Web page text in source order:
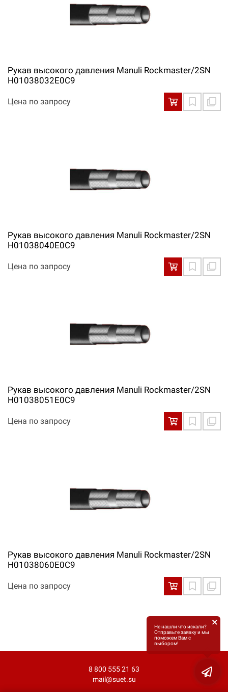
Рукав высокого давления Manuli Rockmaster/2SN
H01038032E0С9
Цена по запросу
Рукав высокого давления Manuli Rockmaster/2SN
H01038040E0С9
Цена по запросу
Рукав высокого давления Manuli Rockmaster/2SN
H01038051E0С9
Цена по запросу
Рукав высокого давления Manuli Rockmaster/2SN
H01038060E0С9
Цена по запросу
8 800 555 21 63
mail@suet.su
Не нашли что искали?
Отправьте заявку и мы
поможем Вам с
выбором!
×